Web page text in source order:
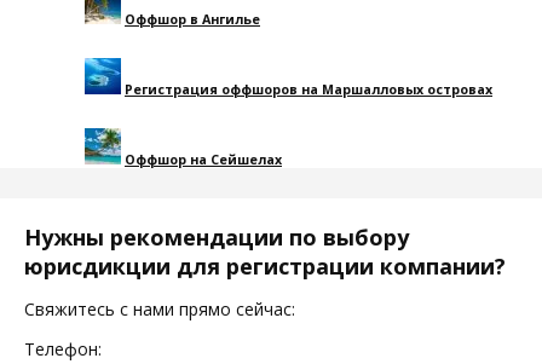
Оффшор в Ангилье
Регистрация оффшоров на Маршалловых островах
Оффшор на Сейшелах
Нужны рекомендации по выбору
юрисдикции для регистрации компании?
Свяжитесь с нами прямо сейчас:
Телефон: